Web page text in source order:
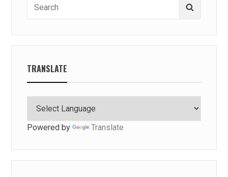
TRANSLATE
Powered by Translate